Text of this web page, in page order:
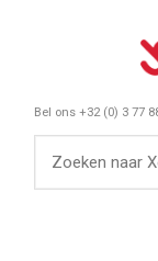
Bel ons +32 (0) 3 77